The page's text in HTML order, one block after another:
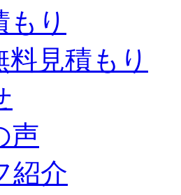
り
見積もり
声
紹介